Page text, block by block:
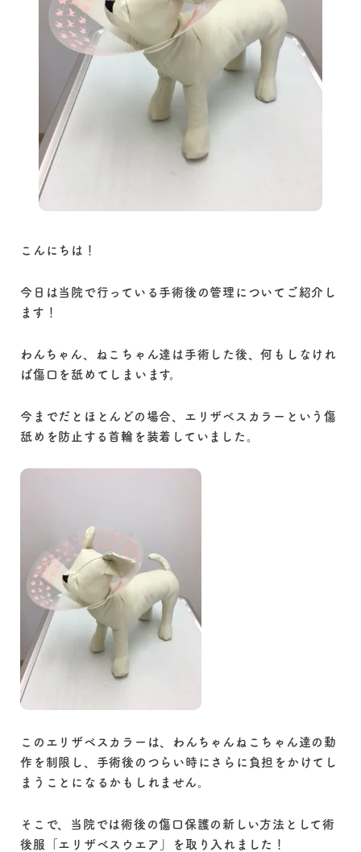
こんにちは！
今日は当院で行っている手術後の管理についてご紹介し
ます！
わんちゃん、ねこちゃん達は手術した後、何もしなけれ
ば傷口を舐めてしまいます。
今までだとほとんどの場合、エリザベスカラーという傷
舐めを防止する首輪を装着していました。
このエリザベスカラーは、わんちゃんねこちゃん達の動
作を制限し、手術後のつらい時にさらに負担をかけてし
まうことになるかもしれません。
そこで、当院では術後の傷口保護の新しい方法として術
後服「エリザベスウエア」を取り入れました！